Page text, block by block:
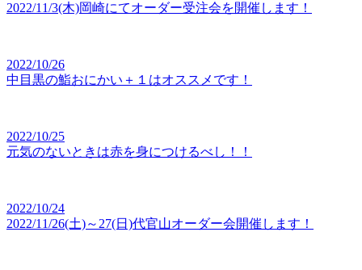
2022/11/3(木)岡崎にてオーダー受注会を開催します！
2022/10/26
中目黒の鮨おにかい＋１はオススメです！
2022/10/25
元気のないときは赤を身につけるべし！！
2022/10/24
2022/11/26(土)～27(日)代官山オーダー会開催します！